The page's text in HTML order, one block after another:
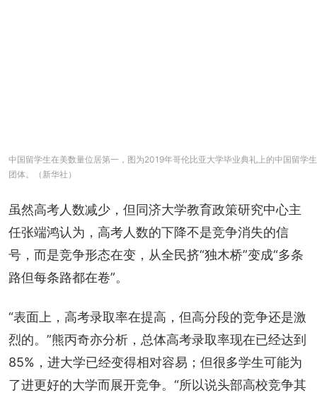
中国留学生在美数量位居第一，图为2019年哥伦比亚大学毕业典礼上的中国留学生
团体。（新华社）
虽然高考人数减少，但同济大学教育政策研究中心主
任张端鸿认为，高考人数的下降不是竞争消失的信
号，而是竞争形态在变，从全民挤“独木桥”变成“多条
路但每条路都在卷”。
“表面上，高考录取率在提高，但高分段的竞争还是激
烈的。”熊丙奇亦分析，总体高考录取率现在已经达到
85%，进大学已经变得相对容易；但很多学生可能为
了进更好的大学而展开竞争。“所以说头部高校竞争其